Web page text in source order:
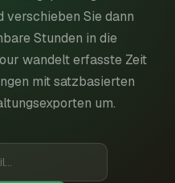
verschieben Sie dann
Stunden in die
wandelt erfasste Zeit
mit satzbasierten
um.